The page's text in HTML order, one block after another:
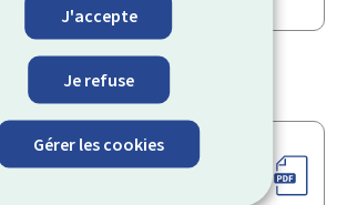
J'accepte
Je refuse
Gérer les cookies
remboursement du
communal pour
(pour salariés)